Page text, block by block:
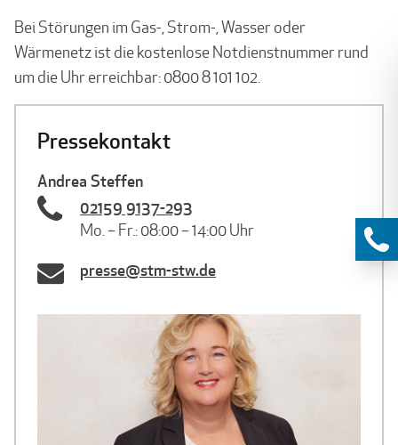
Bei Störungen im Gas-, Strom-, Wasser oder
Wärmenetz ist die kostenlose Notdienstnummer rund
um die Uhr erreichbar: 0800 8 101 102.
Pressekontakt
Andrea Steffen
02159 9137-293
Mo. – Fr.: 08:00 – 14:00 Uhr
presse@stm-stw.de